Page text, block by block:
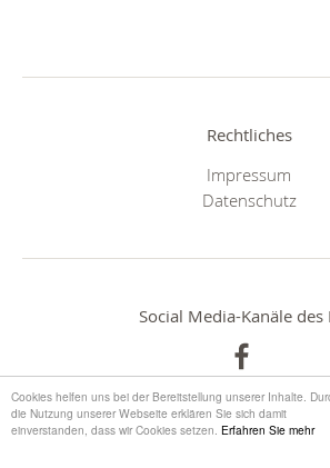
Cookies helfen uns bei der Bereitstellung unserer Inhalte.
die Nutzung unserer Webseite erklären Sie sich damit
einverstanden, dass wir Cookies setzen. Erfahren Sie mehr
Rechtliches
Impressum
Datenschutz
Social Media-Kanäle des